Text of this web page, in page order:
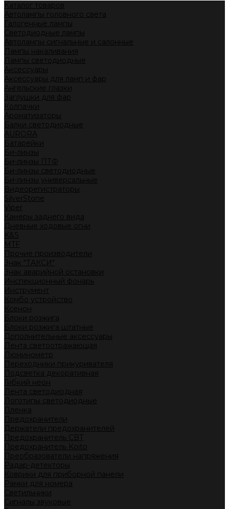
Каталог товаров
Автолампы головного света
Галогенные лампы
Светодиодные лампы
Автолампы сигнальные и салонные
Лампы накаливания
Лампы светодиодные
Аксессуары
Аксессуары для ламп и фар
Ангельские глазки
Заглушки для фар
Колпачки
Ароматизаторы
Балки светодиодные
AURORA
Батарейки
Би-линзы
Би-линзы ПТФ
Би-линзы светодиодные
Би-линзы универсальные
Видеорегистраторы
SilverStone
Viper
Камеры заднего вида
Дневные ходовые огни
K&S
MTF
Прочие производители
Знак "ТАКСИ"
Знак аварийной остановки
Инспекционный фонарь
Инструмент
Комбо устройство
Ксенон
Блоки розжига
Блоки розжига штатные
Дополнительные аксессуары
Лента светоотражающая
Люминометр
Переходники прикуривателя
Подсветка декоративная
Гибкий неон
Лента светодиодная
Логотипы светодиодные
Пленка
Предохранители
Держатели предохранителей
Предохранитель CBT
Предохранитель Koito
Преобразователи напряжения
Радар-детекторы
Коврики для приборной панели
Рамки для номера
Светильники
Сигналы звуковые